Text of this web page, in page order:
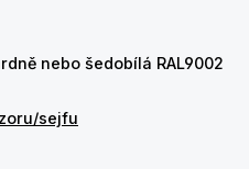
nebo šedobílá RAL9002
sejfu